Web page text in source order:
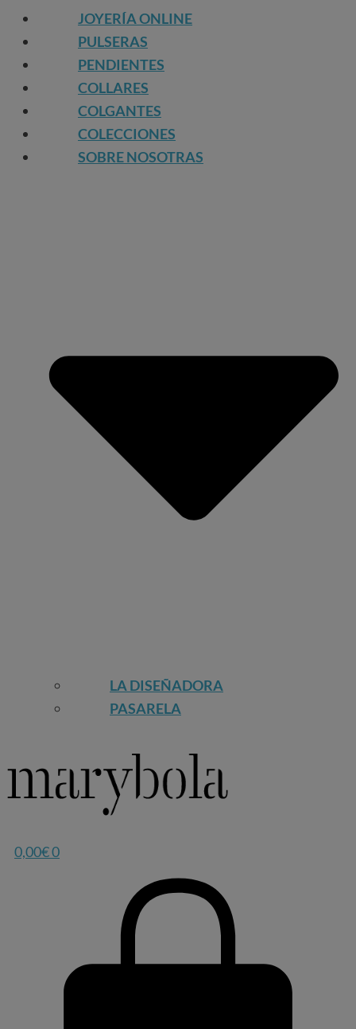
JOYERÍA ONLINE
PULSERAS
PENDIENTES
COLLARES
COLGANTES
COLECCIONES
SOBRE NOSOTRAS
LA DISEÑADORA
PASARELA
0,00€0